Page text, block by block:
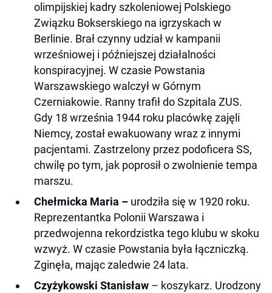
olimpijskiej kadry szkoleniowej Polskiego
Związku Bokserskiego na igrzyskach w
Berlinie. Brał czynny udział w kampanii
wrześniowej i późniejszej działalności
konspiracyjnej. W czasie Powstania
Warszawskiego walczył w Górnym
Czerniakowie. Ranny trafił do Szpitala ZUS.
Gdy 18 września 1944 roku placówkę zajęli
Niemcy, został ewakuowany wraz z innymi
pacjentami. Zastrzelony przez podoficera SS,
chwilę po tym, jak poprosił o zwolnienie tempa
marszu.
Chełmicka Maria – urodziła się w 1920 roku.
Reprezentantka Polonii Warszawa i
przedwojenna rekordzistka tego klubu w skoku
wzwyż. W czasie Powstania była łączniczką.
Zginęła, mając zaledwie 24 lata.
Czyżykowski Stanisław – koszykarz. Urodzony